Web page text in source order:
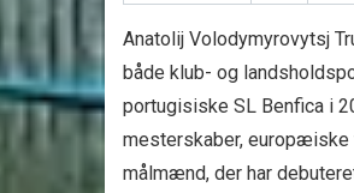
Anatolij Volodymyrovytsj
både klub- og
portugisiske SL Benfica i
mesterskaber, europæiske
målmænd, der har